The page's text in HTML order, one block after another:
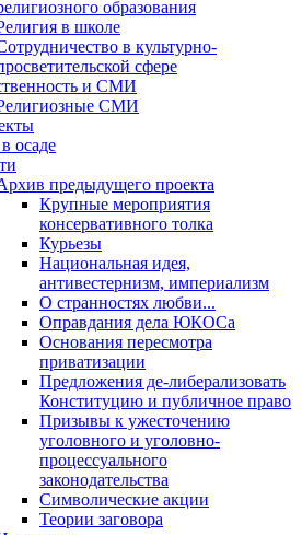
образования
в школе
в культурно-
сфере
и СМИ
СМИ
осаде
предыдущего проекта
Крупные мероприятия
консервативного толка
Курьезы
Национальная идея,
антивестернизм, империализм
О странностях любви...
Оправдания дела ЮКОСа
Основания пересмотра
приватизации
Предложения де-либерализовать
Конституцию и публичное право
Призывы к ужесточению
уголовного и уголовно-
процессуального
законодательства
Символические акции
Теории заговора